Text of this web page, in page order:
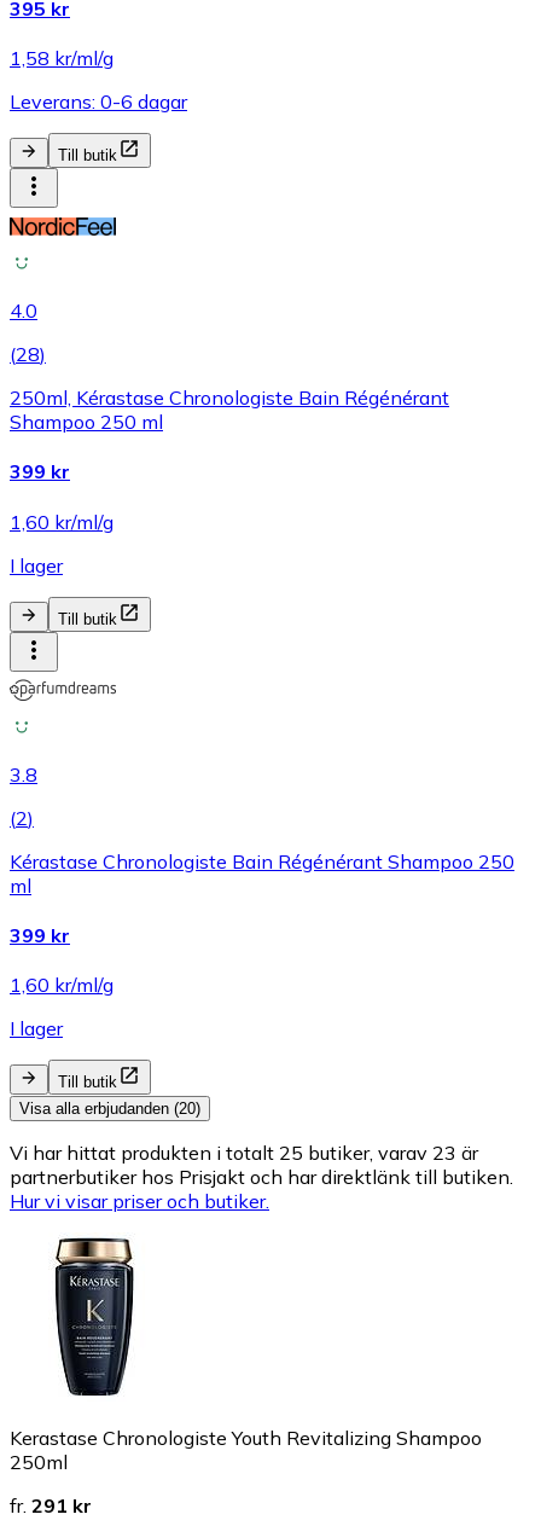
395 kr
1,58 kr/ml/g
Leverans: 0-6 dagar
Till butik
4.0
(28)
250ml, Kérastase Chronologiste Bain Régénérant
Shampoo 250 ml
399 kr
1,60 kr/ml/g
I lager
Till butik
3.8
(2)
Kérastase Chronologiste Bain Régénérant Shampoo 250
ml
399 kr
1,60 kr/ml/g
I lager
Till butik
Visa alla erbjudanden (20)
Vi har hittat produkten i totalt 25 butiker, varav 23 är
partnerbutiker hos Prisjakt och har direktlänk till butiken.
Hur vi visar priser och butiker.
Kerastase Chronologiste Youth Revitalizing Shampoo
250ml
fr. 291 kr